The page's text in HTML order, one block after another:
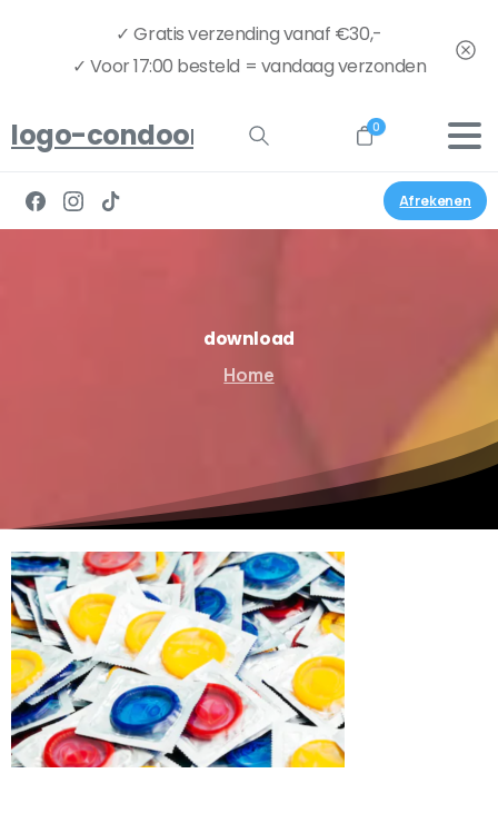
✓ Gratis verzending vanaf €30,-
✓ Voor 17:00 besteld = vandaag verzonden
logo-condoom.nu-full 0
Afrekenen
download
Home